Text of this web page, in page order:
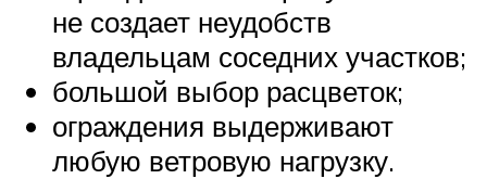
не создает неудобств
владельцам соседних участков;
большой выбор расцветок;
ограждения выдерживают
любую ветровую нагрузку.